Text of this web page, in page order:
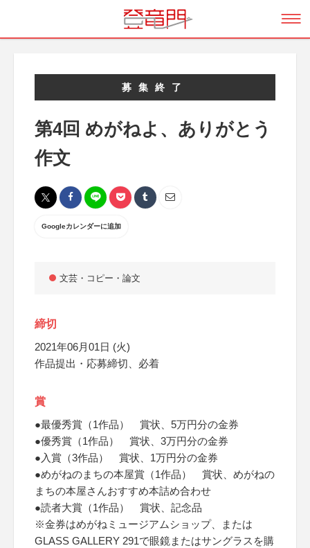
募集終了
第4回 めがねよ、ありがとう
作文
Googleカレンダーに追加
文芸・コピー・論文
締切
2021年06月01日 (火)
作品提出・応募締切、必着
賞
●最優秀賞（1作品） 賞状、5万円分の金券
●優秀賞（1作品） 賞状、3万円分の金券
●入賞（3作品） 賞状、1万円分の金券
●めがねのまちの本屋賞（1作品） 賞状、めがねの
まちの本屋さんおすすめ本詰め合わせ
●読者大賞（1作品） 賞状、記念品
※金券はめがねミュージアムショップ、または
GLASS GALLERY 291で眼鏡またはサングラスを購